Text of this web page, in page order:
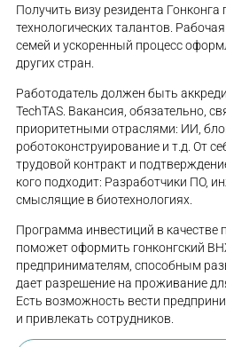
Получить визу резидента
технологических талантов.
семей и ускоренный процесс
других стран.
Работодатель должен быть
TechTAS. Вакансия, обязательно,
приоритетными отраслями: ИИ,
роботоконструирование и т.д. От
трудовой контракт и
кого подходит: Разработчики ПО,
смыслящие в биотехнологиях.
Программа инвестиций в качестве
поможет оформить гонконгский
предпринимателям, способным
дает разрешение на проживание
Есть возможность вести
и привлекать сотрудников.